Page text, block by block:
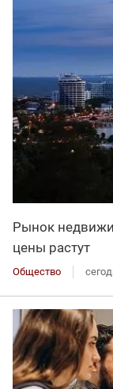
Рынок
цены растут
Общество